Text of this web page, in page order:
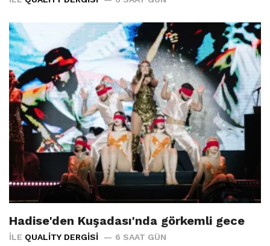
Hadise'den Kuşadası'nda görkemli gece
İLE QUALITY DERGISI 6 SAAT GÜN